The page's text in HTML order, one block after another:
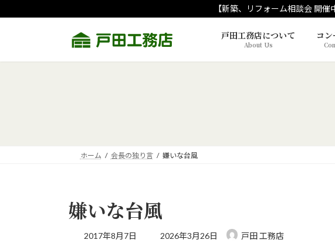
ン
ツ
ビ
シ
【新築、リフォーム相談会 開
戸田工務店について
About Us
コ
ホーム 会長の独り言 嫌いな台風
嫌いな台風
2017年8月7日
最
2026年3月26日 戸田 工務店